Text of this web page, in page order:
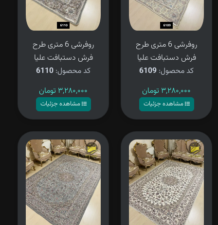
روفرشی 6 متری طرح
فرش دستبافت علیا
کد محصول: 6109
۳,۲۸۰,۰۰۰ تومان
مشاهده جزئیات
روفرشی 6 متری طرح
فرش دستبافت علیا
کد محصول: 6110
۳,۲۸۰,۰۰۰ تومان
مشاهده جزئیات